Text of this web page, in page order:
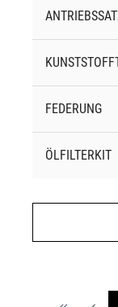
FEDERUNG
ÖLFILTERKIT